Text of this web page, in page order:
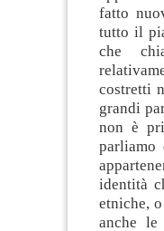
fatto
tutto il
che
costretti
grandi
non è
parliamo
identità
etniche,
anche